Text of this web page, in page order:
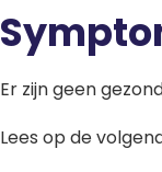
Er zijn geen
Lees op de